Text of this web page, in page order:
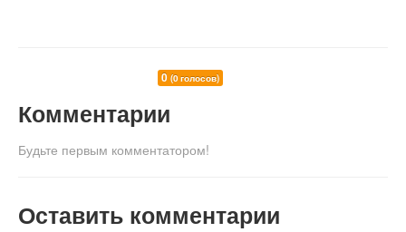
0 (0 голосов)
Комментарии
Будьте первым комментатором!
Оставить комментарии